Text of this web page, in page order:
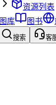
资源列表
图库 图书
搜索 客